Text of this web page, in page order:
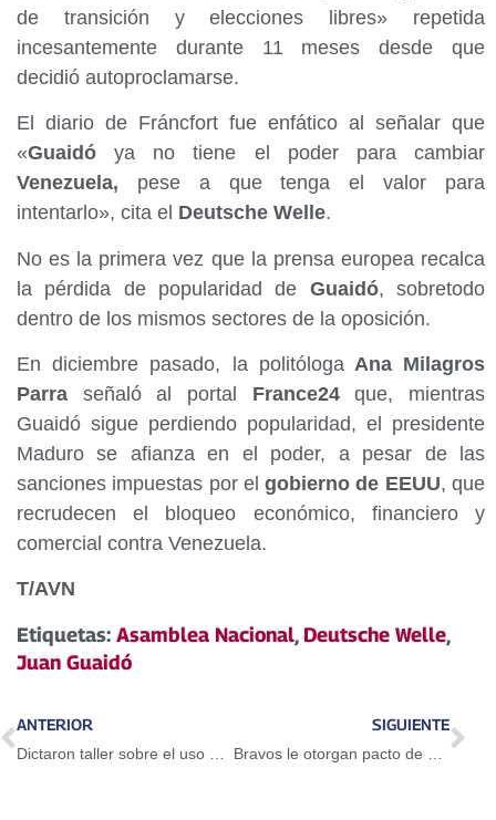
de transición y elecciones libres» repetida
incesantemente durante 11 meses desde que
decidió autoproclamarse.
El diario de Fráncfort fue enfático al señalar que
«Guaidó ya no tiene el poder para cambiar
Venezuela, pese a que tenga el valor para
intentarlo», cita el Deutsche Welle.
No es la primera vez que la prensa europea recalca
la pérdida de popularidad de Guaidó, sobretodo
dentro de los mismos sectores de la oposición.
En diciembre pasado, la politólogaAna Milagros
Parra señaló al portal France24que, mientras
Guaidó sigue perdiendo popularidad, el presidente
Maduro se afianza en el poder, a pesar de las
sanciones impuestas por elgobierno de EEUU, que
recrudecen el bloqueo económico, financiero y
comercial contra Venezuela.
T/AVN
Etiquetas: Asamblea Nacional, Deutsche Welle,
Juan Guaidó
ANTERIOR SIGUIENTE